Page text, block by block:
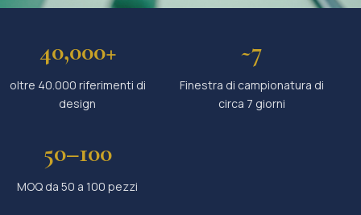
40,000+
oltre 40.000 riferimenti di
design
~7
Finestra di campionatura di
circa 7 giorni
50–100
MOQ da 50 a 100 pezzi